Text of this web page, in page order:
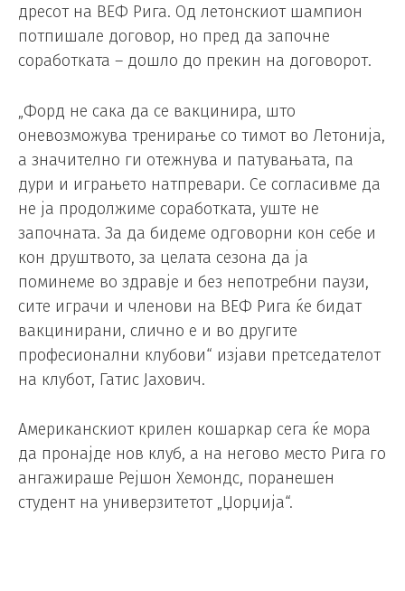
дресот на ВЕФ Рига. Од летонскиот шампион
потпишале договор, но пред да започне
соработката – дошло до прекин на договорот.
„Форд не сака да се вакцинира, што
оневозможува тренирање со тимот во Летонија,
а значително ги отежнува и патувањата, па
дури и играњето натпревари. Се согласивме да
не ја продолжиме соработката, уште не
започната. За да бидеме одговорни кон себе и
кон друштвото, за целата сезона да ја
поминеме во здравје и без непотребни паузи,
сите играчи и членови на ВЕФ Рига ќе бидат
вакцинирани, слично е и во другите
професионални клубови“ изјави претседателот
на клубот, Гатис Јахович.
Американскиот крилен кошаркар сега ќе мора
да пронајде нов клуб, а на негово место Рига го
ангажираше Рејшон Хемондс, поранешен
студент на универзитетот „Џорџија“.